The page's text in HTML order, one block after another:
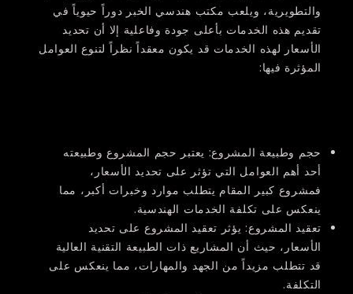
والتطويرية، ويلعب مكتب هندسي الخبر دوراً حيوياً في
تقديم هذه الخدمات بأعلى جودة وفاعلية إلا أن تحديد
الأسعار لهذه الخدمات قد يكون معقداً نظراً لتنوع العوامل
المؤثرة فيها:
حجم وطبيعة المشروع: يعتبر حجم المشروع وطبيعته
أحد أهم العوامل التي تؤثر على تحديد الأسعار،
فمشروع كبير المقام يتطلب موارد وخبرات أكبر، مما
ينعكس على تكلفة الخدمات الهندسية.
تعقيد المشروع: يؤثر تعقيد المشروع على تحديد
الأسعار، حيث أن المشاريع ذات الطبيعة التقنية العالية
قد تتطلب مزيداً من الجهد والمهارات، مما ينعكس على
التكلفة.